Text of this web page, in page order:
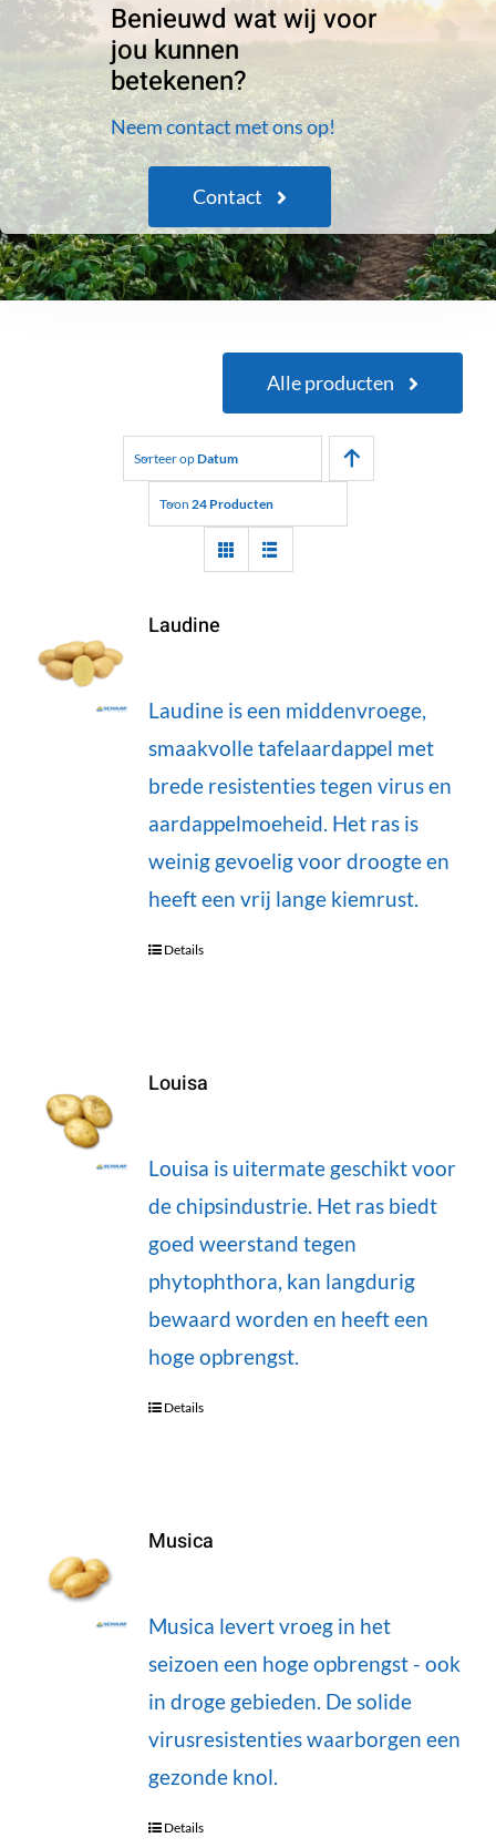
Benieuwd wat wij voor
jou kunnen
betekenen?
Neem contact met ons op!
Contact
Alle producten
Sorteer opDatum
Toon 24 Producten
Laudine
Laudine is een middenvroege,
smaakvolle tafelaardappel met
brede resistenties tegen virus en
aardappelmoeheid. Het ras is
weinig gevoelig voor droogte en
heeft een vrij lange kiemrust.
Details
Louisa
Louisa is uitermate geschikt voor
de chipsindustrie. Het ras biedt
goed weerstand tegen
phytophthora, kan langdurig
bewaard worden en heeft een
hoge opbrengst.
Details
Musica
Musica levert vroeg in het
seizoen een hoge opbrengst - ook
in droge gebieden. De solide
virusresistenties waarborgen een
gezonde knol.
Details